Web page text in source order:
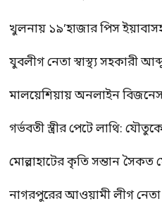
খুলনায় ১৯’হাজার পিস
যুবলীগ নেতা স্বাস্থ্য সহকারী
মালয়েশিয়ায় অনলাইন বিজনেস
গর্ভবতী স্ত্রীর পেটে লাথি:
মোল্লাহাটের কৃতি সন্তান সৈকত
নাগরপুরের আওয়ামী লীগ নেতা